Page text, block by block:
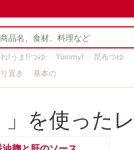
れ!うま!!つゆ Yummy! 昆布つゆ
置き
基本の
」を使った